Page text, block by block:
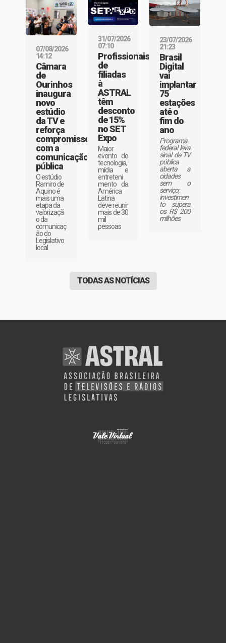
07/08/2026
14:12
Câmara
de
Ourinhos
inaugura
novo
estúdio
da TV e
reforça
compromisso
com a
comunicação
pública
O estúdio
Ramiro de
Aquino é
mais uma
etapa da
valorizaçã
o da
comunicaç
ão do
Legislativo
local
31/07/2026
07:10
Profissionais
de
filiadas
à
ASTRAL
têm
desconto
de 15%
no SET
Expo
Maior
evento de
tecnologia,
mídia e
entreteni
mento da
América
Latina
deve reunir
mais de 30
mil
pessoas
23/07/2026
21:23
Brasil
Digital
vai
implantar
75
estações
até o
fim do
ano
Programa
federal leva
sinal de TV
pública
aberta a
cidades
sem o
serviço;
investimen
to supera
os R$ 200
milhões
TODAS AS NOTÍCIAS